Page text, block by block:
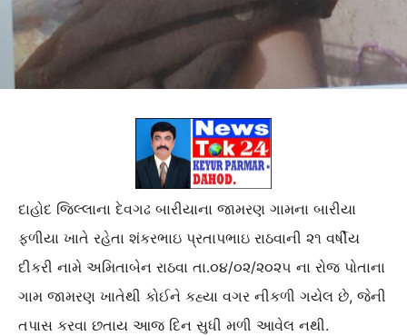
દાહોદ જિલ્લાના દેવગઢ બારીયાના જામરણ ગામના બારીયા
ફળીયા ખાતે રહેતા શંકરભાઇ પ્રતાપભાઇ રાઠવાની ૨૧ વર્ષીય
દીકરી નામે અમિતાબેન રાઠવા તા.૦૪/૦૨/૨૦૨૫ ના રોજ પોતાના
ગામ જામરણ ખાતેથી કોઈને કહ્યા વગર નીકળી ગયેલ છે, જેની
તપાસ કરવા છતાય આજ દિન સુધી મળી આવેલ નથી.